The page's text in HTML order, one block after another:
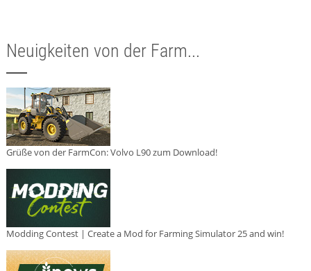
Neuigkeiten von der Farm...
Grüße von der FarmCon: Volvo L90 zum Download!
Modding Contest | Create a Mod for Farming Simulator 25 and win!